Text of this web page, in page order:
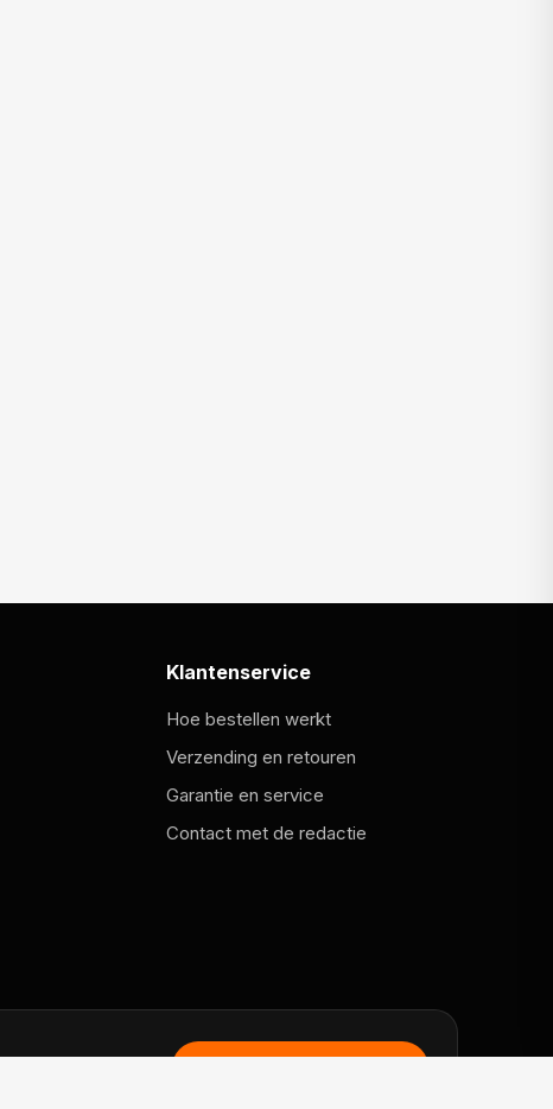
Klantenservice
Hoe bestellen werkt
Verzending en retouren
Garantie en service
Contact met de redactie